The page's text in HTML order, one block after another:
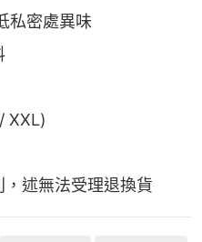
私密處異味
XXL)
述無法受理退換貨